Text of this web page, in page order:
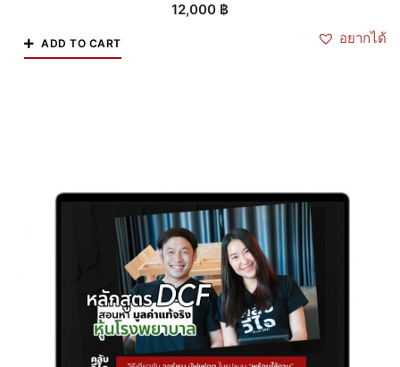
12,000 ฿
อยากได้
ADD TO CART